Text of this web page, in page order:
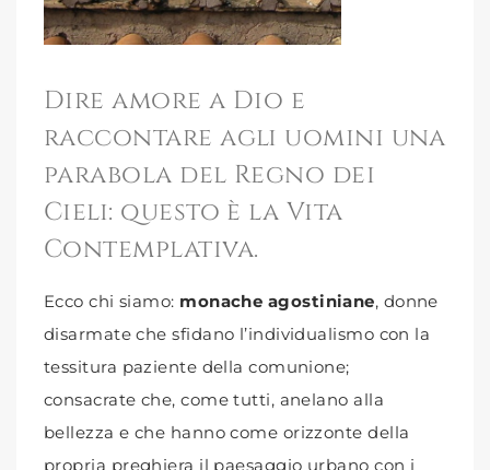
Dire amore a Dio e
raccontare agli uomini una
parabola del Regno dei
Cieli: questo è la Vita
Contemplativa.
Ecco chi siamo: monache agostiniane, donne
disarmate che sfidano l’individualismo con la
tessitura paziente della comunione;
consacrate che, come tutti, anelano alla
bellezza e che hanno come orizzonte della
propria preghiera il paesaggio urbano con i